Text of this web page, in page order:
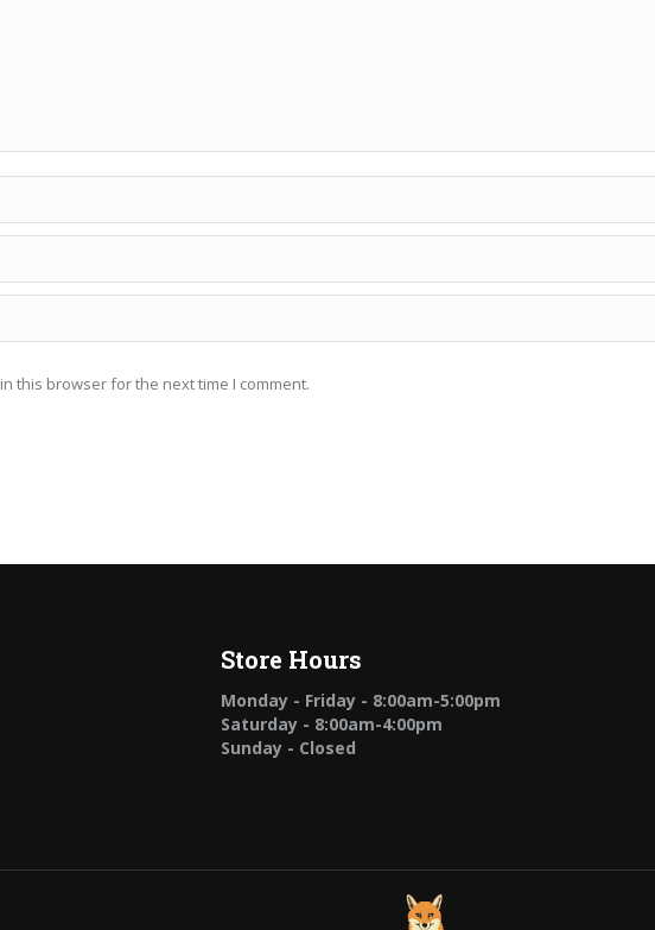
this browser for the next time I comment.
Store Hours
Monday - Friday - 8:00am-5:00pm
Saturday - 8:00am-4:00pm
Sunday - Closed